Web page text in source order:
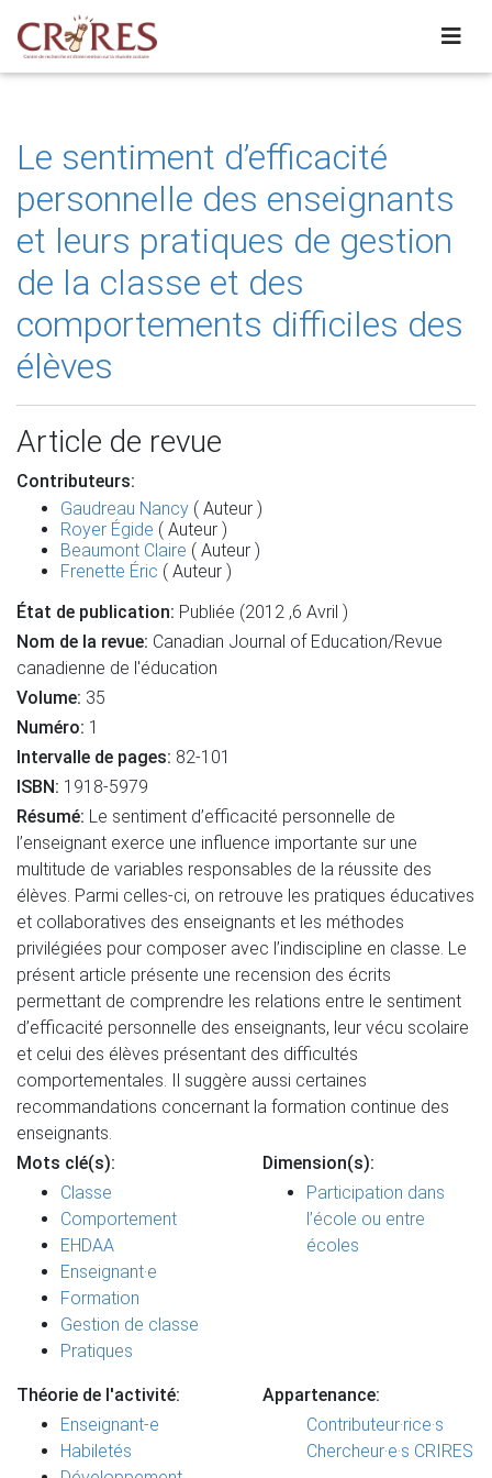
Le sentiment d’efficacité
personnelle des enseignants
et leurs pratiques de gestion
de la classe et des
comportements difficiles des
élèves
Article de revue
Contributeurs:
Gaudreau Nancy ( Auteur )
Royer Égide ( Auteur )
Beaumont Claire ( Auteur )
Frenette Éric ( Auteur )
État de publication: Publiée (2012 ,6 Avril )
Nom de la revue: Canadian Journal of Education/Revue
canadienne de l'éducation
Volume: 35
Numéro: 1
Intervalle de pages: 82-101
ISBN: 1918-5979
Résumé: Le sentiment d’efficacité personnelle de
l’enseignant exerce une influence importante sur une
multitude de variables responsables de la réussite des
élèves. Parmi celles-ci, on retrouve les pratiques éducatives
et collaboratives des enseignants et les méthodes
privilégiées pour composer avec l’indiscipline en classe. Le
présent article présente une recension des écrits
permettant de comprendre les relations entre le sentiment
d’efficacité personnelle des enseignants, leur vécu scolaire
et celui des élèves présentant des difficultés
comportementales. Il suggère aussi certaines
recommandations concernant la formation continue des
enseignants.
Mots clé(s):
Classe
Comportement
EHDAA
Enseignant·e
Formation
Gestion de classe
Pratiques
Dimension(s):
Participation dans
l’école ou entre
écoles
Théorie de l'activité:
Enseignant-e
Habiletés
Appartenance:
Contributeur·rice·s
Chercheur·e·s CRIRES